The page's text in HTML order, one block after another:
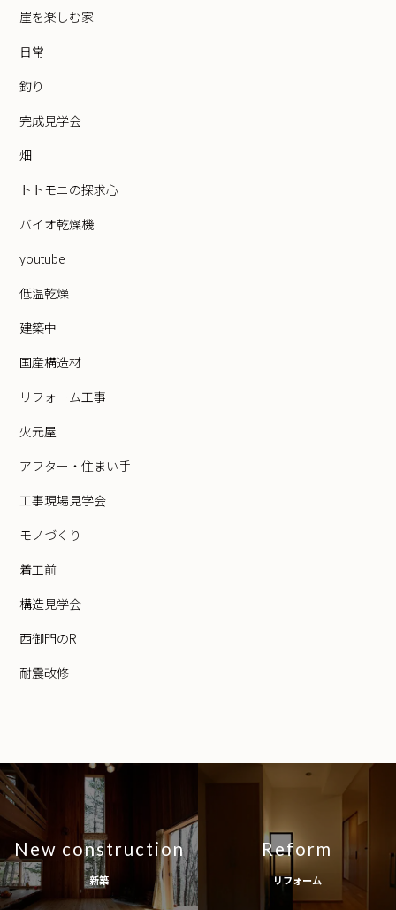
崖を楽しむ家
日常
釣り
完成見学会
畑
トトモニの探求心
バイオ乾燥機
youtube
低温乾燥
建築中
国産構造材
リフォーム工事
火元屋
アフター・住まい手
工事現場見学会
モノづくり
着工前
構造見学会
西御門のR
耐震改修
New construction
新築
Reform
リフォーム